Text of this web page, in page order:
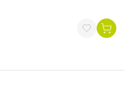
von 5 von 5 Sternen